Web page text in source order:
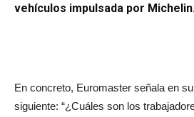
vehículos impulsada por
En concreto, Euromaster señala en
siguiente: “¿Cuáles son los